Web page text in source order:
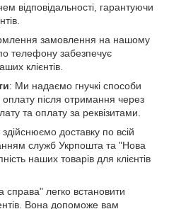
відповідальності, гарантуючи
замовлення на нашому
телефону забезпечує
клієнтів.
: Ми надаємо гнучкі способи
після отримання через
та оплату за реквізитами.
доставку по всій
служб Укрпошта та "Нова
наших товарів для клієнтів
легко встановити
Вона допоможе вам